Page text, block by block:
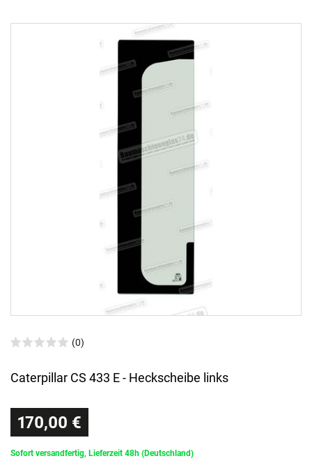
(0)
Caterpillar CS 433 E - Heckscheibe links
170,00 €
Sofort versandfertig, Lieferzeit 48h (Deutschland)